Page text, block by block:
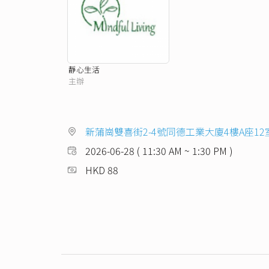
靜心生活
主辦
新蒲崗雙喜街2-4號同德工業大廈4樓A座12
2026-06-28 ( 11:30 AM ~ 1:30 PM )
HKD 88